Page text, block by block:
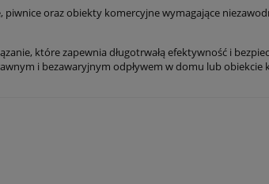
piwnice oraz obiekty komercyjne wymagające
które zapewnia długotrwałą efektywność i
i bezawaryjnym odpływem w domu lub obiekcie